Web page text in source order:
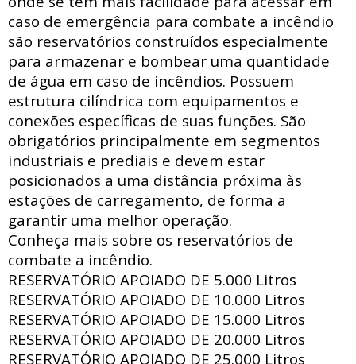
caso de emergência para combate a incêndio
são reservatórios construídos especialmente
para armazenar e bombear uma quantidade
de água em caso de incêndios. Possuem
estrutura cilíndrica com equipamentos e
conexões específicas de suas funções. São
obrigatórios principalmente em segmentos
industriais e prediais e devem estar
posicionados a uma distância próxima às
estações de carregamento, de forma a
garantir uma melhor operação.
Conheça mais sobre os reservatórios de
combate a incêndio.
RESERVATÓRIO APOIADO DE 5.000 Litros
RESERVATÓRIO APOIADO DE 10.000 Litros
RESERVATÓRIO APOIADO DE 15.000 Litros
RESERVATÓRIO APOIADO DE 20.000 Litros
RESERVATÓRIO APOIADO DE 25.000 Litros